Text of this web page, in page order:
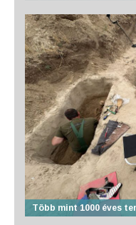
Több mint 1000 éves